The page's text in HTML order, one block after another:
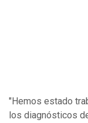
"Hemos estado
los diagnósticos